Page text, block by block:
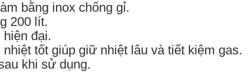
bằng inox chống gỉ.
200 lít.
đại.
tốt giúp giữ nhiệt lâu và tiết kiệm gas.
khi sử dụng.